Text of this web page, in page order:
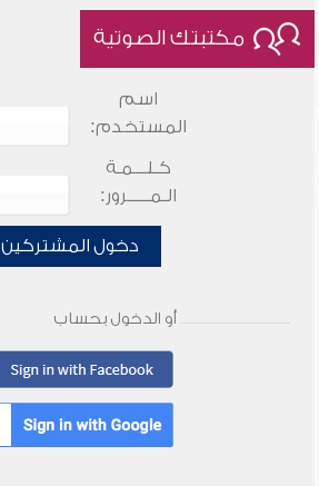
مكتبتك الصوتية
اسم
المستخدم:
كـلـــمـة
الـمـــــرور:
دخول المشتركين
أو الدخول بحساب